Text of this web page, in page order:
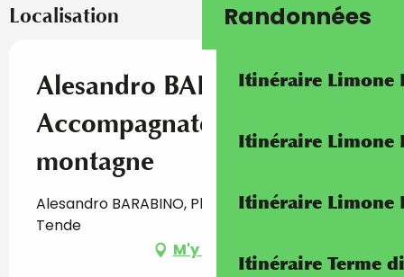
Randonnées
Itinéraire Limone
Itinéraire Limone
Itinéraire Limone
Itinéraire Terme
Localisation
Alesandro BARABINO,
Accompagnateur en
montagne
Alesandro BARABINO, Place de la gare, 06430
Tende
M'y rendre